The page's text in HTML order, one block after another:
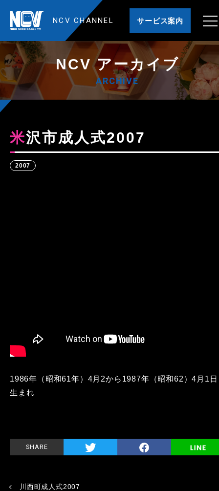
NCV CHANNEL サービス案内
NCV アーカイブ
ARCHIVE
米沢市成人式2007
2007
1986年（昭和61年）4月2から1987年（昭和62）4月1日
生まれ
SHARE
川西町成人式2007